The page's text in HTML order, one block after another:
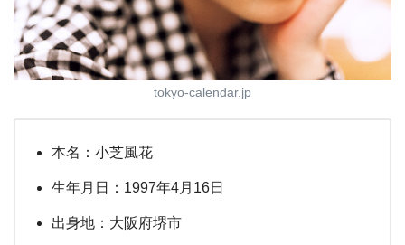
tokyo-calendar.jp
本名：小芝風花
生年月日：1997年4月16日
出身地：大阪府堺市